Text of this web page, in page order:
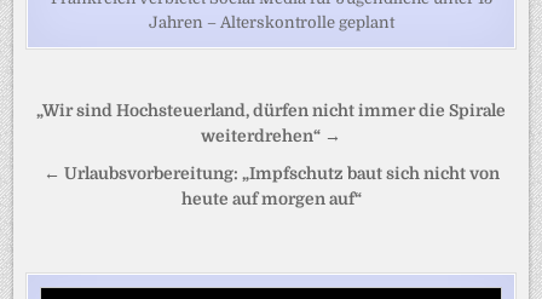
Jahren – Alterskontrolle geplant
Beitragsnavigation
„Wir sind Hochsteuerland, dürfen nicht immer die Spirale
weiterdrehen“ →
← Urlaubsvorbereitung: „Impfschutz baut sich nicht von
heute auf morgen auf“